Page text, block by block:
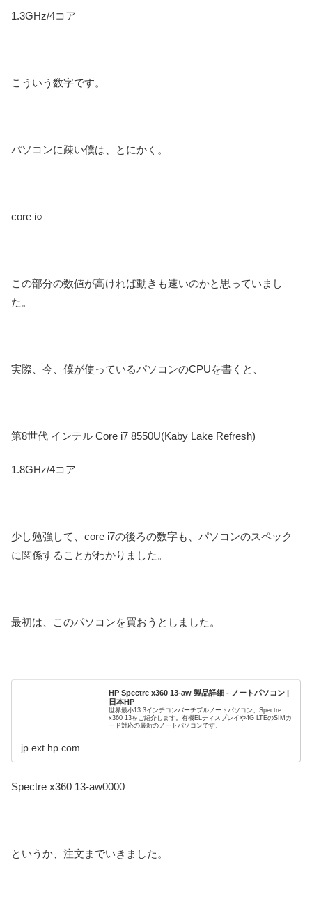
1.3GHz/4コア
こういう数字です。
パソコンに疎い僕は、とにかく。
core i○
この部分の数値が高ければ動きも速いのかと思っていまし
た。
実際、今、僕が使っているパソコンのCPUを書くと、
第8世代 インテル Core i7 8550U(Kaby Lake Refresh)
1.8GHz/4コア
少し勉強して、core i7の後ろの数字も、パソコンのスペック
に関係することがわかりました。
最初は、このパソコンを買おうとしました。
HP Spectre x360 13-aw 製品詳細 - ノートパソコン |
日本HP
世界最小13.3インチコンバーチブルノートパソコン、Spectre
x360 13をご紹介します。有機ELディスプレイや4G LTEのSIMカ
ード対応の最新のノートパソコンです。
jp.ext.hp.com
Spectre x360 13-aw0000
というか、注文までいきました。